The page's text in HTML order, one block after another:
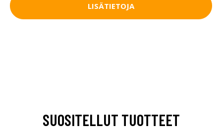
LISÄTIETOJA
SUOSITELLUT TUOTTEET